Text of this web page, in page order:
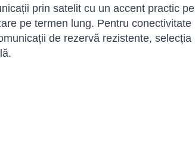
prin satelit cu un accent practic
pe termen lung. Pentru
de rezervă rezistente,